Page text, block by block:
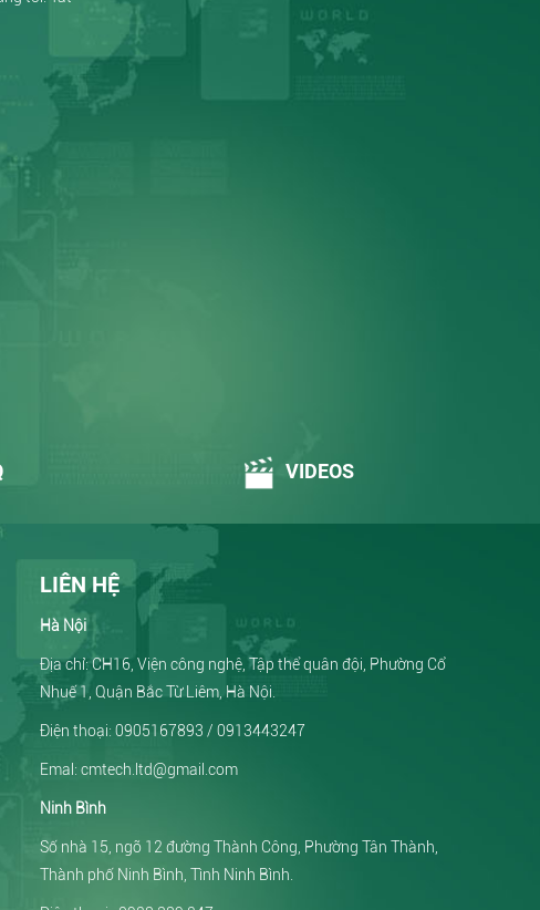
VIDEOS
LIÊN HỆ
Hà Nội
Địa chỉ: CH16, Viện công nghệ, Tập thể quân đội, Phường Cổ
Nhuế 1, Quận Bắc Từ Liêm, Hà Nội.
Điện thoại: 0905167893 / 0913443247
Emal: cmtech.ltd@gmail.com
Ninh Bình
Số nhà 15, ngõ 12 đường Thành Công, Phường Tân Thành,
Thành phố Ninh Bình, Tình Ninh Bình.